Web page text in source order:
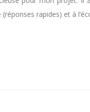
rapides) et à